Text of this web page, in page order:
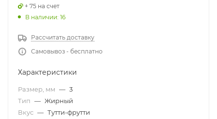
+ 75 на счет
В наличии: 16
Рассчитать доставку
Самовывоз - бесплатно
Характеристики
Размер, мм — 3
Тип — Жирный
Вкус — Тутти-фрутти